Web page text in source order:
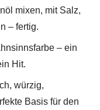
mixen, mit Salz,
– fertig.
– ein
Hit.
würzig,
Basis für den